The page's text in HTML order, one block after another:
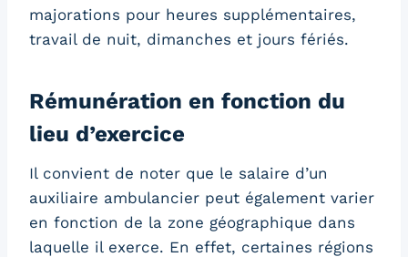
majorations pour heures supplémentaires,
travail de nuit, dimanches et jours fériés.
Rémunération en fonction du
lieu d’exercice
Il convient de noter que le salaire d’un
auxiliaire ambulancier peut également varier
en fonction de la zone géographique dans
laquelle il exerce. En effet, certaines régions